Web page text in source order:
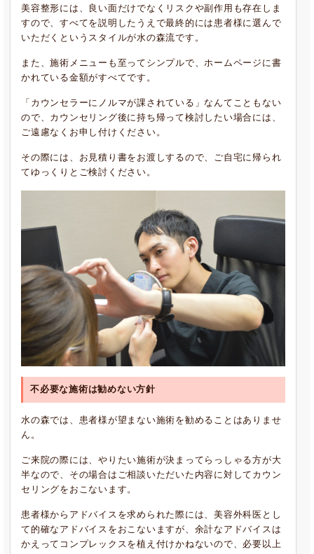
美容整形には、良い面だけでなくリスクや副作用も存在しま
すので、すべてを説明したうえで最終的には患者様に選んで
いただくというスタイルが水の森流です。
また、施術メニューも至ってシンプルで、ホームページに書
かれている金額がすべてです。
「カウンセラーにノルマが課されている」なんてこともない
ので、カウンセリング後に持ち帰って検討したい場合には、
ご遠慮なくお申し付けください。
その際には、お見積り書をお渡しするので、ご自宅に帰られ
てゆっくりとご検討ください。
不必要な施術は勧めない方針
水の森では、患者様が望まない施術を勧めることはありませ
ん。
ご来院の際には、やりたい施術が決まってらっしゃる方が大
半なので、その場合はご相談いただいた内容に対してカウン
セリングをおこないます。
患者様からアドバイスを求められた際には、美容外科医とし
て的確なアドバイスをおこないますが、余計なアドバイスは
かえってコンプレックスを植え付けかねないので、必要以上